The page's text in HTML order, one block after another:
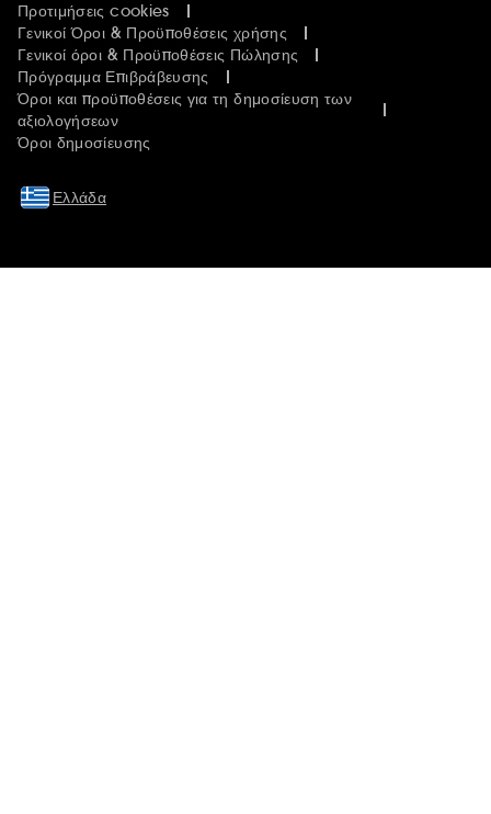
Προτιμήσεις cookies
Γενικοί Όροι & Προϋποθέσεις χρήσης
Γενικοί όροι & Προϋποθέσεις Πώλησης
Πρόγραμμα Επιβράβευσης
Όροι και προϋποθέσεις για τη δημοσίευση των
αξιολογήσεων
Όροι δημοσίευσης
Ελλάδα